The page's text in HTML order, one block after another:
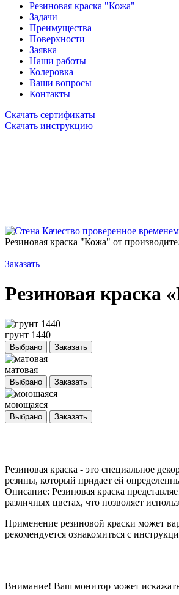
Резиновая краска "Кожа"
Задачи
Преимущества
Поверхности
Заявка
Наши работы
Колеровка
Ваши вопросы
Контакты
Скачать сертификаты
Скачать инструкцию
Качество проверенное временем
Резиновая краска "Кожа" от
Заказать
Резиновая краска
грунт 1440
Выбрано Заказать
матовая
Выбрано Заказать
моющаяся
Выбрано Заказать
Резиновая краска - это специальное
резины, который придает ей
Описание: Резиновая краска
различных цветах, что позволяет
Применение резиновой краски может
рекомендуется ознакомиться с
Внимание! Ваш монитор может